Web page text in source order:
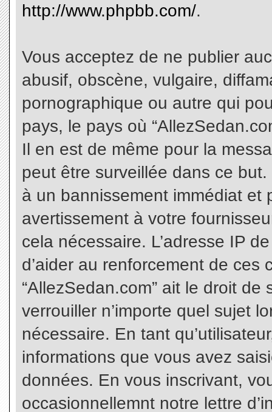
http://www.phpbb.com/.
Vous acceptez de ne publier
abusif, obscène, vulgaire,
pornographique ou autre qui
pays, le pays où
Il en est de même pour la
peut être surveillée dans ce
à un bannissement immédiat et
avertissement à votre
cela nécessaire. L’adresse IP
d’aider au renforcement de
“AllezSedan.com” ait le droit de
verrouiller n’importe quel sujet
nécessaire. En tant
informations que vous avez
données. En vous inscrivant,
occasionnellemnt notre lettre